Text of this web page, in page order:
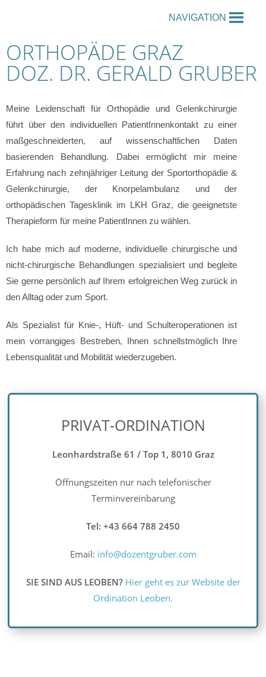
NAVIGATION
ORTHOPÄDE GRAZ
DOZ. DR. GERALD GRUBER
Meine Leidenschaft für Orthopädie und Gelenkchirurgie
führt über den individuellen PatientInnenkontakt zu einer
maßgeschneiderten, auf wissenschaftlichen Daten
basierenden Behandlung. Dabei ermöglicht mir meine
Erfahrung nach zehnjähriger Leitung der Sportorthopädie &
Gelenkchirurgie, der Knorpelambulanz und der
orthopädischen Tagesklinik im LKH Graz, die geeignetste
Therapieform für meine PatientInnen zu wählen.
Ich habe mich auf moderne, individuelle chirurgische und
nicht-chirurgische Behandlungen spezialisiert und begleite
Sie gerne persönlich auf Ihrem erfolgreichen Weg zurück in
den Alltag oder zum Sport.
Als Spezialist für Knie-, Hüft- und Schulteroperationen ist
mein vorrangiges Bestreben, Ihnen schnellstmöglich Ihre
Lebensqualität und Mobilität wiederzugeben.
PRIVAT-ORDINATION
Leonhardstraße 61 / Top 1, 8010 Graz
Öffnungszeiten nur nach telefonischer
Terminvereinbarung
Tel: +43 664 788 2450
Email: info@dozentgruber.com
SIE SIND AUS LEOBEN? Hier geht es zur Website der
Ordination Leoben.